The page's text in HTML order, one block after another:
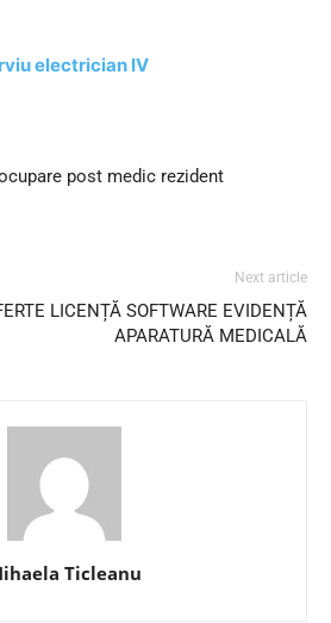
electrician IV
post medic rezident
Next article
LICENȚĂ SOFTWARE EVIDENȚĂ
APARATURĂ MEDICALĂ
Ticleanu